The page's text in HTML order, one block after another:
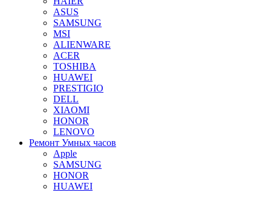
ASUS
SAMSUNG
MSI
ALIENWARE
ACER
TOSHIBA
HUAWEI
PRESTIGIO
DELL
XIAOMI
HONOR
LENOVO
Ремонт Умных часов
Apple
SAMSUNG
HONOR
HUAWEI